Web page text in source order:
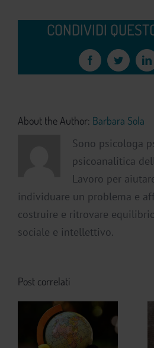
CONDIVIDI
FacebookTwitter
About the Author: Barbara Sola
Sono psicologa
psicoanalitica
Lavoro per
individuare un problema e
costruire e ritrovare
sociale e intellettivo.
Post correlati